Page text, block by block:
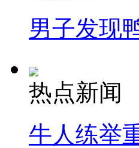
男子发现
热点新闻
牛人练举